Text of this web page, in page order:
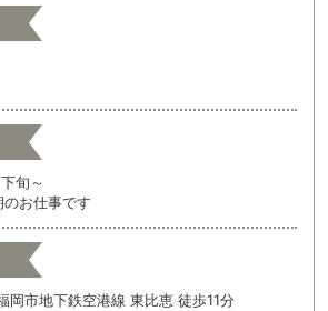
旬～
お仕事です
岡市地下鉄空港線 東比恵 徒歩11分